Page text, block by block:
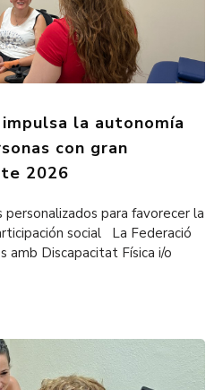
impulsa la autonomía
con gran
2026
para favorecer la
social La Federació
amb Discapacitat Física i/o